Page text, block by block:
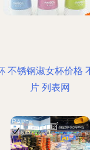
不锈钢淑女杯价格
片 列表网